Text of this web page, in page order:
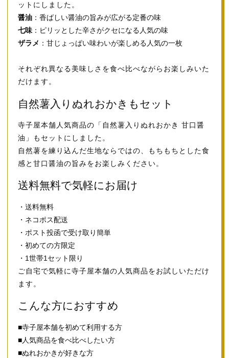
ットにしました。
醤油 ：香ばしい醤油の旨みが広がる定番の味
七味 ：ピリッとした辛さがクセになる人気の味
ザラメ ：甘じょっぱい味わいが楽しめる人気の一枚
それぞれ異なる美味しさを食べ比べながらお楽しみいた
だけます。
自然薯入りぬれおかきもセット
寺子屋本舗人気商品の「自然薯入りぬれおかき 甘口醤
油」もセットにしました。
自然薯を練り込んだ生地ならではの、もちもちとした食
感と甘口醤油の旨みをお楽しみください。
送料無料で気軽にお届け
・送料無料
・ネコポス配送
・ポスト投函で受け取り簡単
・初めての方限定
・1世帯1セット限り
ご自宅で気軽に寺子屋本舗の人気商品をお試しいただけ
ます。
こんな方におすすめ
■寺子屋本舗を初めて利用する方
■人気商品を食べ比べしたい方
■ぬれおかきが好きな方